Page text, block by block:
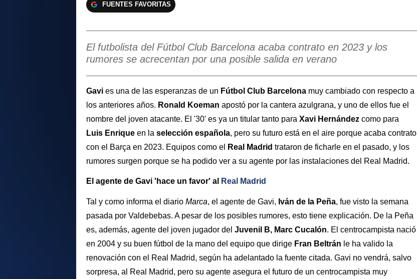
FUENTES FAVORITAS
El futbolista del Fútbol Club Barcelona acaba contrato en 2023 y los
rumores se acrecentan por una posible salida en verano
Gavi es una de las esperanzas de un Fútbol Club Barcelona muy cambiado con respecto a
los anteriores años. Ronald Koeman apostó por la cantera azulgrana, y uno de ellos fue el
nombre del joven atacante. El '30' es ya un titular tanto para Xavi Hernández como para
Luis Enrique en la selección española, pero su futuro está en el aire porque acaba contrato
con el Barça en 2023. Equipos como el
Real Madrid trataron de ficharle en el pasado, y los
rumores surgen porque se ha podido ver a su agente por las instalaciones del Real Madrid.
El agente de Gavi 'hace un favor' al Real Madrid
Tal y como informa el diario Marca, el agente de Gavi, Iván de la Peña, fue visto la semana
pasada por Valdebebas. A pesar de los posibles rumores, esto tiene explicación. De la Peña
es, además, agente del joven jugador del Juvenil B, Marc Cucalón. El centrocampista nació
en 2004 y su buen fútbol de la mano del equipo que dirige Fran Beltrán le ha valido la
renovación con el Real Madrid, según ha adelantado la fuente citada. Gavi no vendrá, salvo
sorpresa, al Real Madrid, pero su agente asegura el futuro de un centrocampista muy